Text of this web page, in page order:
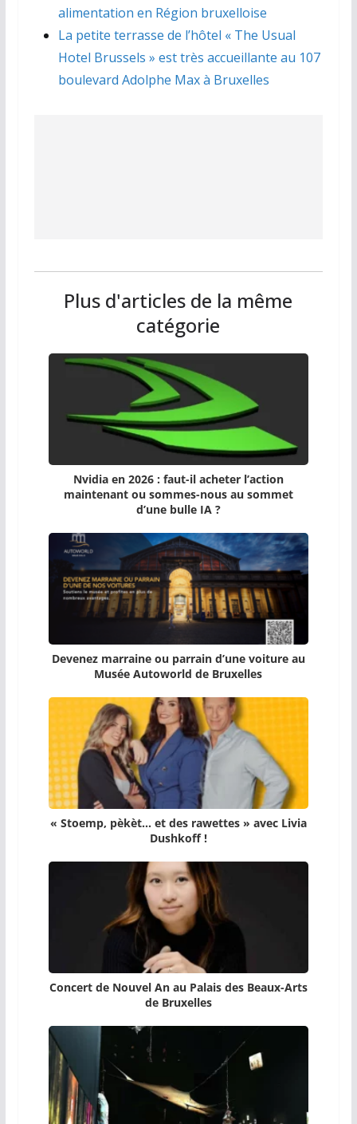
alimentation en Région bruxelloise
La petite terrasse de l’hôtel « The Usual
Hotel Brussels » est très accueillante au 107
boulevard Adolphe Max à Bruxelles
Plus d'articles de la même
catégorie
Nvidia en 2026 : faut-il acheter l’action
maintenant ou sommes-nous au sommet
d’une bulle IA ?
Devenez marraine ou parrain d’une voiture au
Musée Autoworld de Bruxelles
« Stoemp, pèkèt… et des rawettes » avec Livia
Dushkoff !
Concert de Nouvel An au Palais des Beaux-Arts
de Bruxelles